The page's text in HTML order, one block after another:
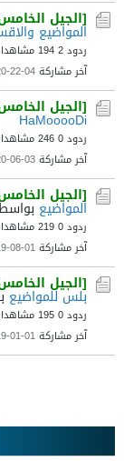
[الجيل
المواضيع
ردود 2
194 مشاهدات
آخر مشاركة04-22-2020, 09:39 PM
[الجيل
HaMooooDi
ردود 0
246 مشاهدات
آخر مشاركة03-06-2020, 08:27 PM
[الجيل
المواضيع
ردود 0
219 مشاهدات
آخر مشاركة01-08-2019, 02:50 PM
[الجيل
بلس للمواضيع
ردود 0
195 مشاهدات
آخر مشاركة01-01-2019, 10:36 PM